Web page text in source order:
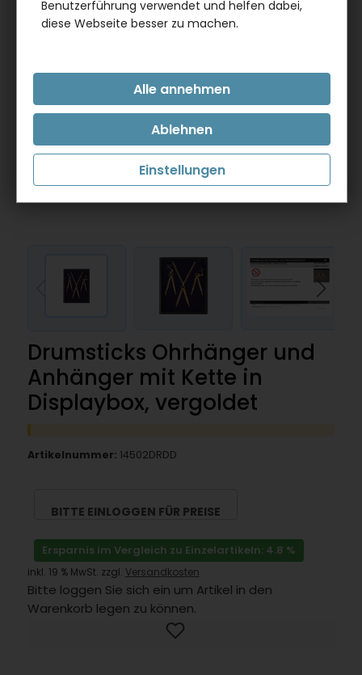
Drumsticks Ohrhänger und
Anhänger mit Kette in
Displaybox, vergoldet
Artikelnummer: 14502DRDD
BITTE EINLOGGEN FÜR PREISE
Ersparnis im Vergleich zu Einzelartikeln: 4.8 %
inkl. 19 % MwSt. zzgl. Versandkosten
Bitte loggen Sie sich ein um Artikel in den
Warenkorb legen zu können.
Benutzerführung verwendet und helfen dabei,
diese Webseite besser zu machen.
Einstellungen